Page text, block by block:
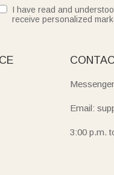
I have read and
receive personalized
Messenger
Email:
3:00 p.m.